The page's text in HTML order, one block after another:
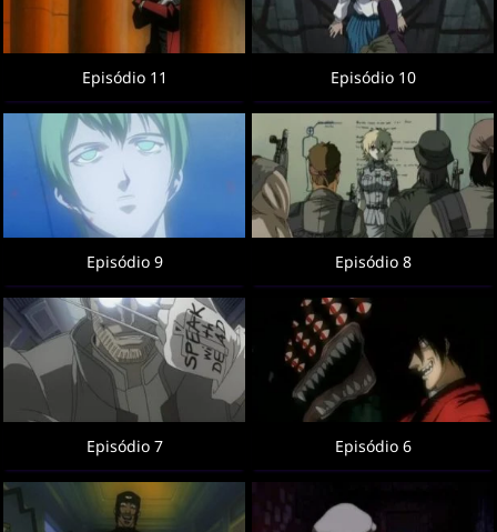
Episódio 11 Episódio 10
Episódio 9 Episódio 8
Episódio 7 Episódio 6